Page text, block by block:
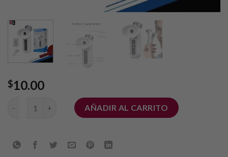
$10.00
Pulverizador De Vapor Hidratante cantidad
AÑADIR AL CARRITO